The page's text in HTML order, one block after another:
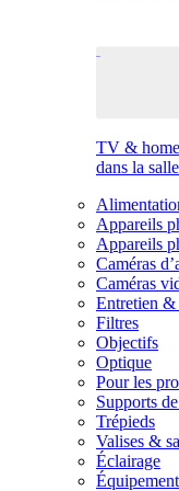
TV &
dans la
Appareils
Appareils
Caméras
Caméras
Entretien &
Filtres
Objectifs
Optique
Pour les
Supports
Trépieds
Valises &
Éclairage